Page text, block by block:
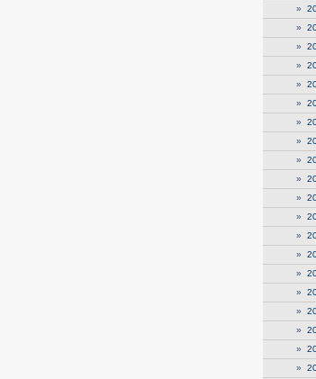
»
»
»
»
»
»
»
»
»
»
»
»
»
»
»
»
»
»
»
»